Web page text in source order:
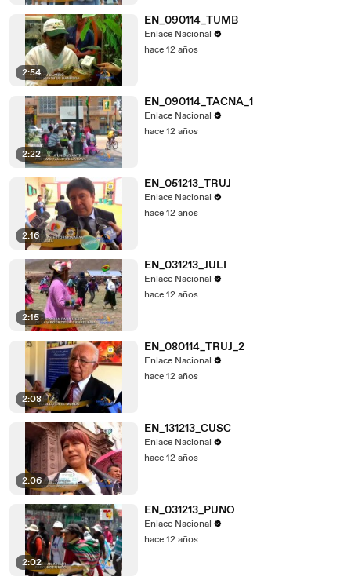
2:54
EN_090114_TUMB
Enlace Nacional
hace 12 años
2:22
EN_090114_TACNA_1
Enlace Nacional
hace 12 años
2:16
EN_051213_TRUJ
Enlace Nacional
hace 12 años
2:15
EN_031213_JULI
Enlace Nacional
hace 12 años
2:08
EN_080114_TRUJ_2
Enlace Nacional
hace 12 años
2:06
EN_131213_CUSC
Enlace Nacional
hace 12 años
2:02
EN_031213_PUNO
Enlace Nacional
hace 12 años